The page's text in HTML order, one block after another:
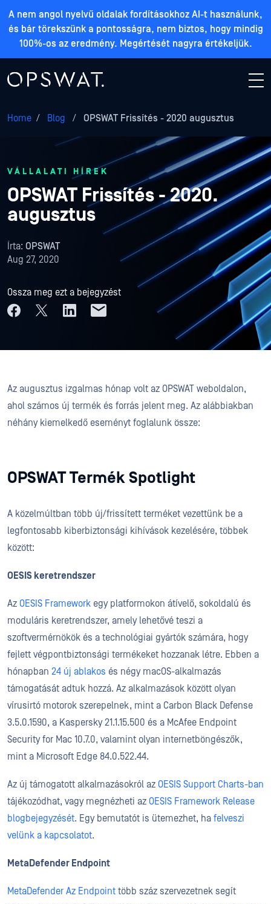
A nem angol nyelvű oldalak fordításokhoz AI-t használunk,
és bár törekszünk a pontosságra, nem biztos, hogy mindig
100%-os az eredmény. Megértését nagyra értékeljük.
Home / Blog / OPSWAT Frissítés - 2020 augusztus
VÁLLALATI HÍREK
OPSWAT Frissítés - 2020.
augusztus
Írta: OPSWAT
Aug 27, 2020
Ossza meg ezt a bejegyzést
Az augusztus izgalmas hónap volt az OPSWAT weboldalon,
ahol számos új termék és forrás jelent meg. Az alábbiakban
néhány kiemelkedő eseményt foglalunk össze:
OPSWAT Termék Spotlight
A közelmúltban több új/frissített terméket vezettünk be a
legfontosabb kiberbiztonsági kihívások kezelésére, többek
között:
OESIS keretrendszer
Az OESIS Framework egy platformokon átívelő, sokoldalú és
moduláris keretrendszer, amely lehetővé teszi a
szoftvermérnökök és a technológiai gyártók számára, hogy
fejlett végpontbiztonsági termékeket hozzanak létre. Ebben a
hónapban 24 új ablakos és négy macOS-alkalmazás
támogatását adtuk hozzá. Az alkalmazások között olyan
vírusirtó motorok szerepelnek, mint a Carbon Black Defense
3.5.0.1590, a Kaspersky 21.1.15.500 és a McAfee Endpoint
Security for Mac 10.7.0, valamint olyan internetböngészők,
mint a Microsoft Edge 84.0.522.44.
Az új támogatott alkalmazásokról az OESIS Support Charts-ban
tájékozódhat, vagy megnézheti az OESIS Framework Release
blogbejegyzését. Egy bemutatót is ütemezhet, ha felveszi
velünk a kapcsolatot.
MetaDefender Endpoint
MetaDefender Az Endpoint több száz szervezetnek segít